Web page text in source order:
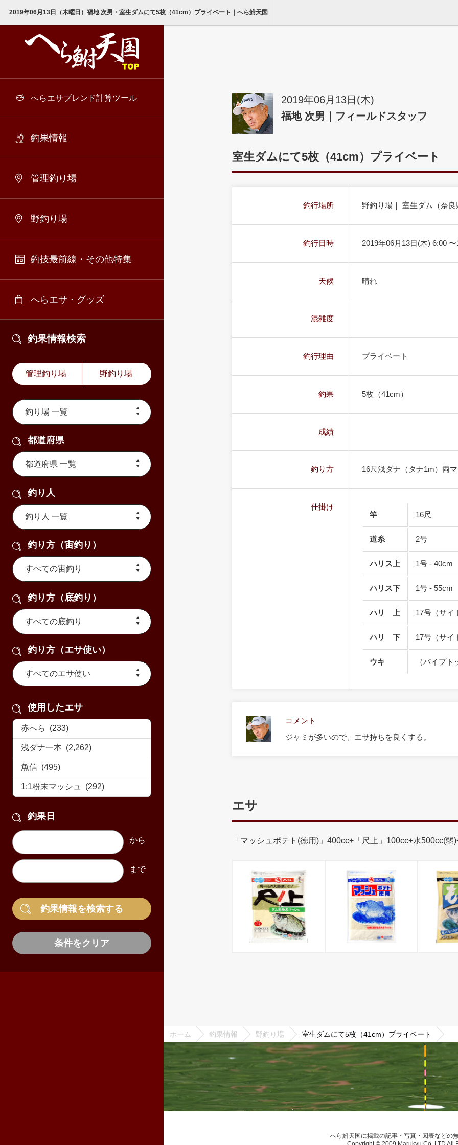
2019年06月13日（木曜日）福地 次男・室生ダムにて5枚（41cm）プライベート｜へら鮒天国
へらエサブレンド計算ツール
釣果情報
管理釣り場
野釣り場
釣技最前線・その他特集
へらエサ・グッズ
釣果情報検索
管理釣り場 野釣り場
都道府県
釣り人
釣り方（宙釣り）
釣り方（底釣り）
釣り方（エサ使い）
使用したエサ
釣果日
条件をクリア
2019年06月13日(木)
福地 次男｜フィールドスタッフ
室生ダムにて5枚（41cm）プライベート
釣行場所 野釣り場｜ 室生ダム（奈良
釣行日時 2019年06月13日(木) 6:00 〜
天候 晴れ
混雑度
釣行理由 プライベート
釣果 5枚（41cm）
成績
釣り方 16尺浅ダナ（タナ1m）両
仕掛け
竿
16尺
道糸 2号
ハリス上 1号 - 40cm
ハリス下 1号 - 55cm
ハリ 上 17号（サイ
ハリ 下 17号（サイ
ウキ （パイプト
コメント
ジャミが多いので、エサ持ちを良くする。
エサ
「マッシュポテト(徳用)」400cc+「尺上」100cc+水500cc(
ホーム 釣果情報 野釣り場 室生ダムにて5枚（41cm）プライベート
へら鮒天国に掲載の記事・写真・図表などの